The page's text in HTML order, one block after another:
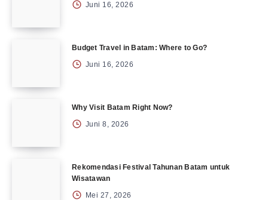
Juni 16, 2026
Budget Travel in Batam: Where to Go?
Juni 16, 2026
Why Visit Batam Right Now?
Juni 8, 2026
Rekomendasi Festival Tahunan Batam untuk
Wisatawan
Mei 27, 2026